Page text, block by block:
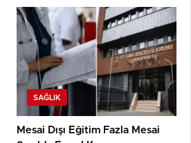
SAĞLIK
Mesai Dışı Eğitim Fazla Mesai